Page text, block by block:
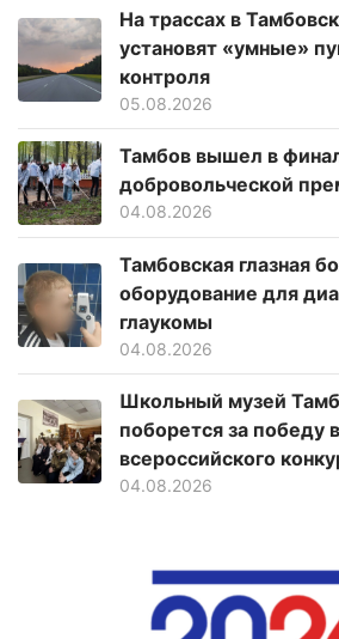
На трассах в
установят «умные»
контроля
05.08.2026
Тамбов вышел в
добровольческой
04.08.2026
Тамбовская глазная
оборудование для
глаукомы
04.08.2026
Школьный музей
поборется за победу
всероссийского
04.08.2026